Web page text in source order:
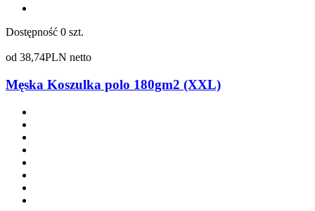
Dostępność 0 szt.
od 38,74PLN netto
Męska Koszulka polo 180gm2 (XXL)